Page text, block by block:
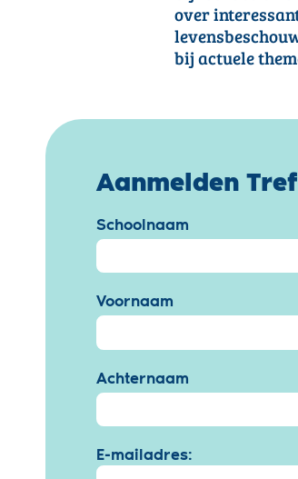
over
bij actuele
Aanmelden
Schoolnaam
Voornaam
Achternaam
E-mailadres: